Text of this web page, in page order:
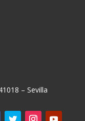
– Sevilla